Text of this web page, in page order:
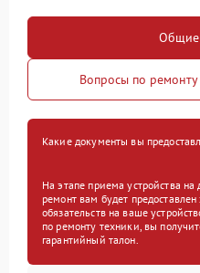
Общие
Вопросы по
Какие документы вы
На этапе приема устройства
ремонт вам будет
обязательств на ваше
по ремонту техники, вы
гарантийный талон.